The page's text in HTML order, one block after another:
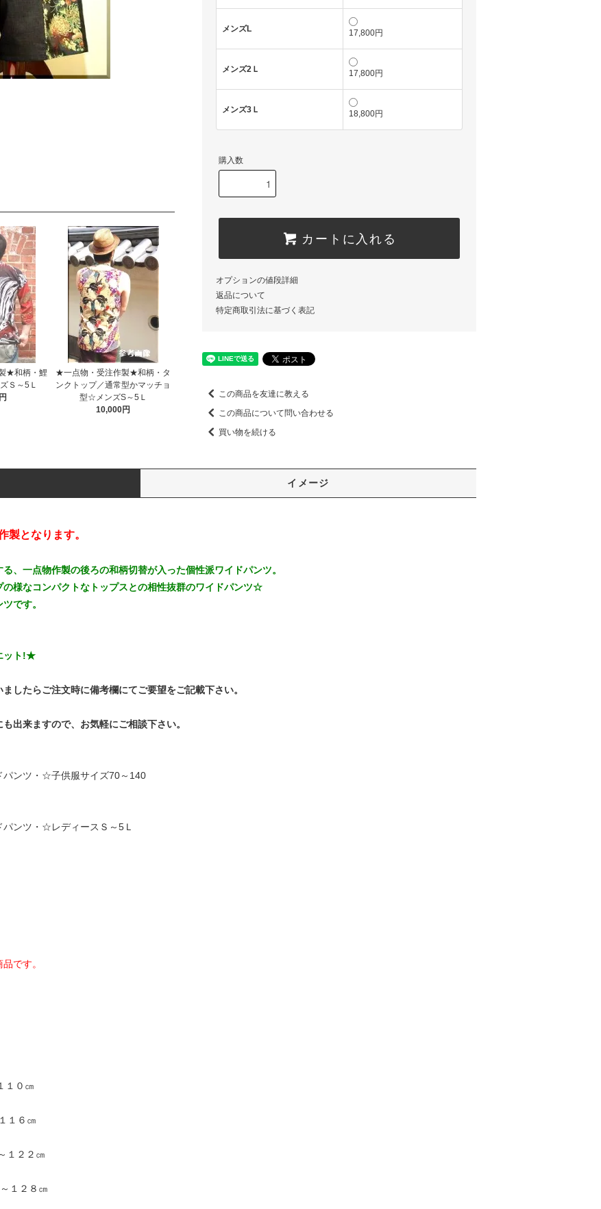
★和柄・鯉
Ｓ～5Ｌ
★一点物・受注作製★和柄・タ
ンクトップ／通常型かマッチョ
型☆メンズS～5Ｌ
10,000円
メンズL 17,800円
メンズ2Ｌ 17,800円
メンズ3Ｌ 18,800円
購入数
カートに入れる
オプションの値段詳細
返品について
特定商取引法に基づく表記
この商品を友達に教える
この商品について問い合わせる
買い物を続ける
イメージ
となります。
、一点物作製の後ろの和柄切替が入った個性派ワイドパンツ。
様なコンパクトなトップスとの相性抜群のワイドパンツ☆
です。
ット!★
したらご注文時に備考欄にてご要望をご記載下さい。
出来ますので、お気軽にご相談下さい。
ンツ・☆子供服サイズ70～140
ンツ・☆レディースＳ～5Ｌ
です。
１０㎝
１６㎝
１２２㎝
１２８㎝